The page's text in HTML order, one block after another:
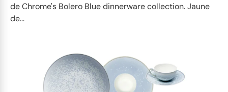
de Chrome's Bolero Blue dinnerware collection. Jaune
de...